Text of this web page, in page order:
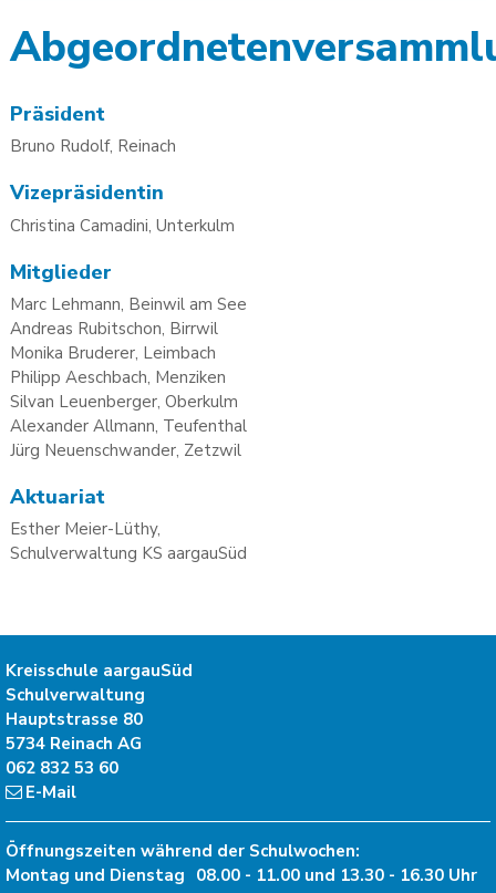
Präsident
Bruno Rudolf, Reinach
Vizepräsidentin
Christina Camadini, Unterkulm
Mitglieder
Marc Lehmann, Beinwil am See
Andreas Rubitschon, Birrwil
Monika Bruderer, Leimbach
Philipp Aeschbach, Menziken
Silvan Leuenberger, Oberkulm
Alexander Allmann, Teufenthal
Jürg Neuenschwander, Zetzwil
Aktuariat
Esther Meier-Lüthy,
Schulverwaltung KS aargauSüd
Kreisschule aargauSüd
Schulverwaltung
Hauptstrasse 80
5734 Reinach AG
062 832 53 60
E-Mail
Öffnungszeiten während der Schulwochen:
Montag und Dienstag 08.00 - 11.00 und 13.30 - 16.30 Uhr